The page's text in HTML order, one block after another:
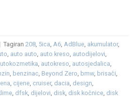
Tagiran 208 5ica A6 AdBlue akumulator,
auto auto auto kreso autodijelovi
autokreso autosjedalica
benzinac Beyond Zero bmw brisači
cijene cruiser, dacia design
dfsk dijelovi disk disk kočnice disk